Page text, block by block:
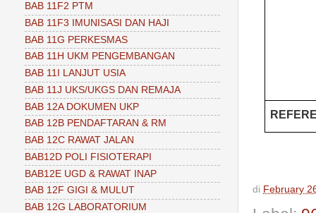
di February
BAB 11F2 PTM
BAB 11F3 IMUNISASI DAN HAJI
BAB 11G PERKESMAS
BAB 11H UKM PENGEMBANGAN
BAB 11I LANJUT USIA
BAB 11J UKS/UKGS DAN REMAJA
BAB 12A DOKUMEN UKP
BAB 12B PENDAFTARAN & RM
BAB 12C RAWAT JALAN
BAB12D POLI FISIOTERAPI
BAB12E UGD & RAWAT INAP
BAB 12F GIGI & MULUT
BAB 12G LABORATORIUM